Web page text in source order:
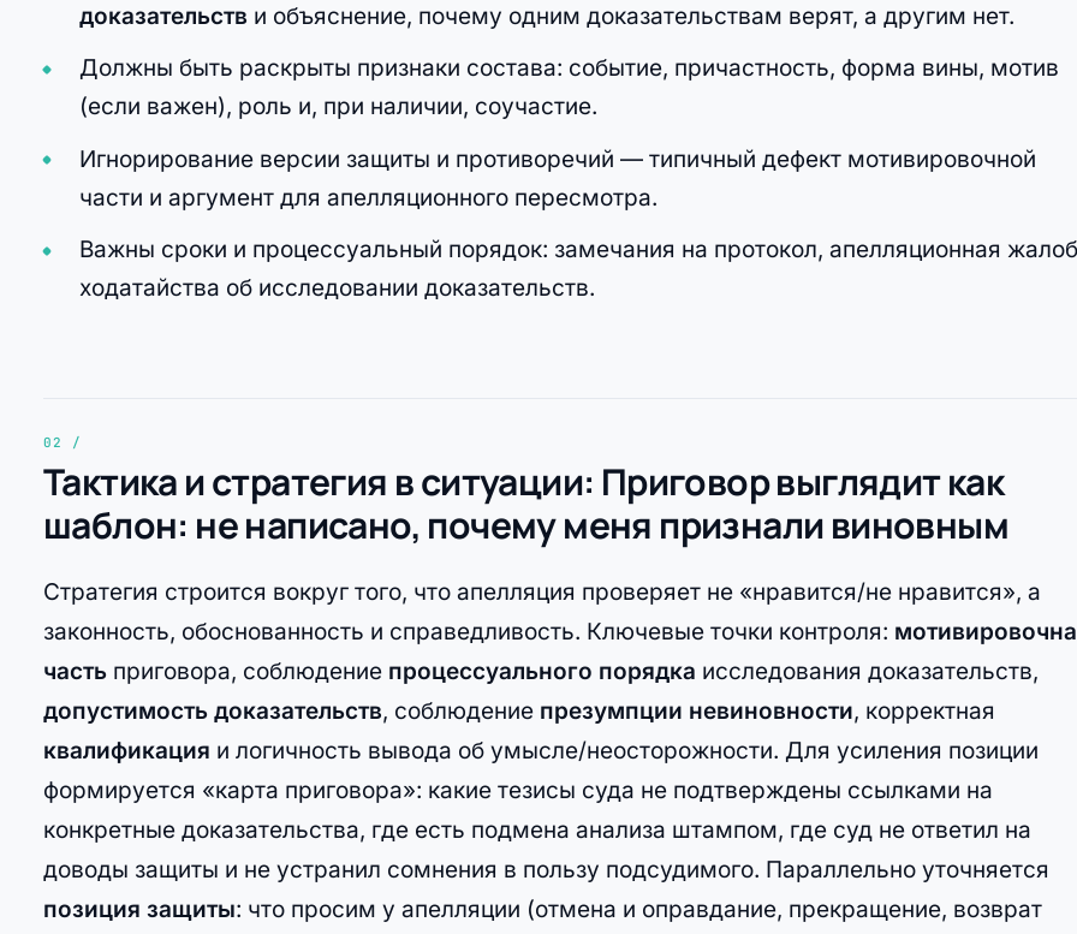
доказательств и объяснение, почему одним доказательствам верят, а другим нет.
Должны быть раскрыты признаки состава: событие, причастность, форма вины, мотив
(если важен), роль и, при наличии, соучастие.
Игнорирование версии защиты и противоречий — типичный дефект мотивировочной
части и аргумент для апелляционного пересмотра.
Важны сроки и процессуальный порядок: замечания на протокол, апелляционная
ходатайства об исследовании доказательств.
Тактика и стратегия в ситуации: Приговор выглядит как
шаблон: не написано, почему меня признали виновным
Стратегия строится вокруг того, что апелляция проверяет не «нравится/не нравится», а
законность, обоснованность и справедливость. Ключевые точки контроля:
часть приговора, соблюдение процессуального порядка исследования доказательств,
допустимость доказательств, соблюдение презумпции невиновности, корректная
квалификация и логичность вывода об умысле/неосторожности. Для усиления позиции
формируется «карта приговора»: какие тезисы суда не подтверждены ссылками на
конкретные доказательства, где есть подмена анализа штампом, где суд не ответил на
доводы защиты и не устранил сомнения в пользу подсудимого. Параллельно уточняется
позиция защиты: что просим у апелляции (отмена и оправдание, прекращение, возврат